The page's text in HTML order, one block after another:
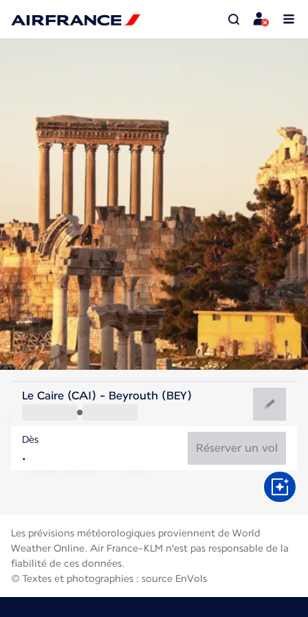
Liban
Beyrouth
Liban
Le Caire (CAI) - Beyrouth (BEY)
Dès
Réserver un vol
Les prévisions météorologiques proviennent de World
Weather Online. Air France-KLM n'est pas responsable de la
fiabilité de ces données.
© Textes et photographies : source EnVols